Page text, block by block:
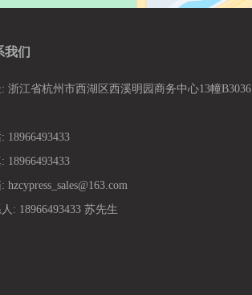
我们
浙江省杭州市西湖区西溪明园商务中心13幢B3036
18966493433
18966493433
hzcypress_sales@163.com
: 18966493433 苏先生